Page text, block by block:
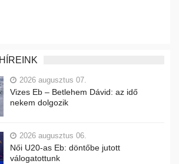
2026 augusztus 07.
Vizes Eb – Betlehem Dávid: az idő
nekem dolgozik
2026 augusztus 06.
Női U20-as Eb: döntőbe jutott
válogatottunk